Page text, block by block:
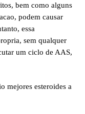
bem como alguns
podem causar
essa
sem qualquer
um ciclo de AAS,
mejores esteroides a